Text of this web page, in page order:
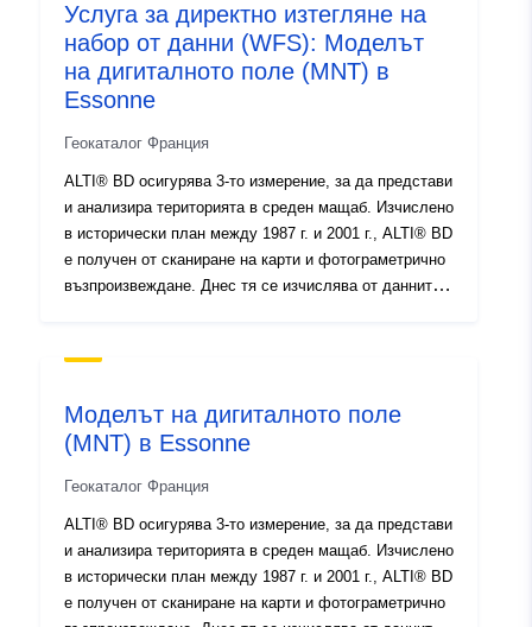
Тип:
Ресурси:
http://inspire.ec.europa.eu/
Услуга за директно изтегляне на
набор от данни (WFS): Моделът
на дигиталното поле (MNT) в
Essonne
Геокаталог Франция
ALTI® BD осигурява 3-то измерение, за да представи
и анализира територията в среден мащаб. Изчислено
в исторически план между 1987 г. и 2001 г., ALTI® BD
е получен от сканиране на карти и фотограметрично
възпроизвеждане. Днес тя се изчислява от данните
Моделът на дигиталното поле
(MNT) в Essonne
Геокаталог Франция
ALTI® BD осигурява 3-то измерение, за да представи
и анализира територията в среден мащаб. Изчислено
в исторически план между 1987 г. и 2001 г., ALTI® BD
е получен от сканиране на карти и фотограметрично